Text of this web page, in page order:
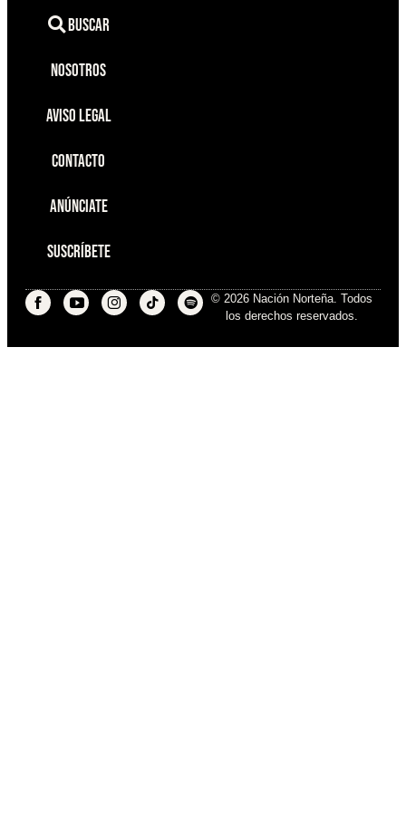
Buscar
Nosotros
Aviso Legal
Contacto
Anúnciate
Suscríbete
© 2026 Nación Norteña. Todos
los derechos reservados.